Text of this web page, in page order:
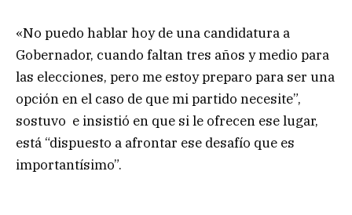
«No puedo hablar hoy de una candidatura a
Gobernador, cuando faltan tres años y medio para
las elecciones, pero me estoy preparo para ser una
opción en el caso de que mi partido necesite”,
sostuvo e insistió en que si le ofrecen ese lugar,
está “dispuesto a afrontar ese desafío que es
importantísimo”.